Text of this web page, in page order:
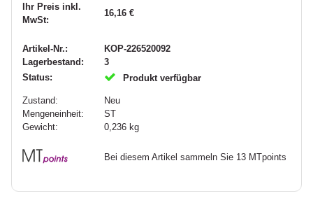
Ihr Preis inkl.
MwSt:
16,16 €
Artikel-Nr.:
KOP-226520092
Lagerbestand:
3
Status:
Produkt verfügbar
Zustand:
Neu
Mengeneinheit:
ST
Gewicht:
0,236 kg
Bei diesem Artikel sammeln Sie 13 MTpoints